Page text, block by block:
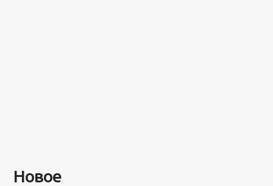
Новое